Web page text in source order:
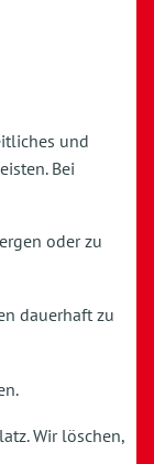
und
Bei
oder zu
dauerhaft zu
Wir löschen,